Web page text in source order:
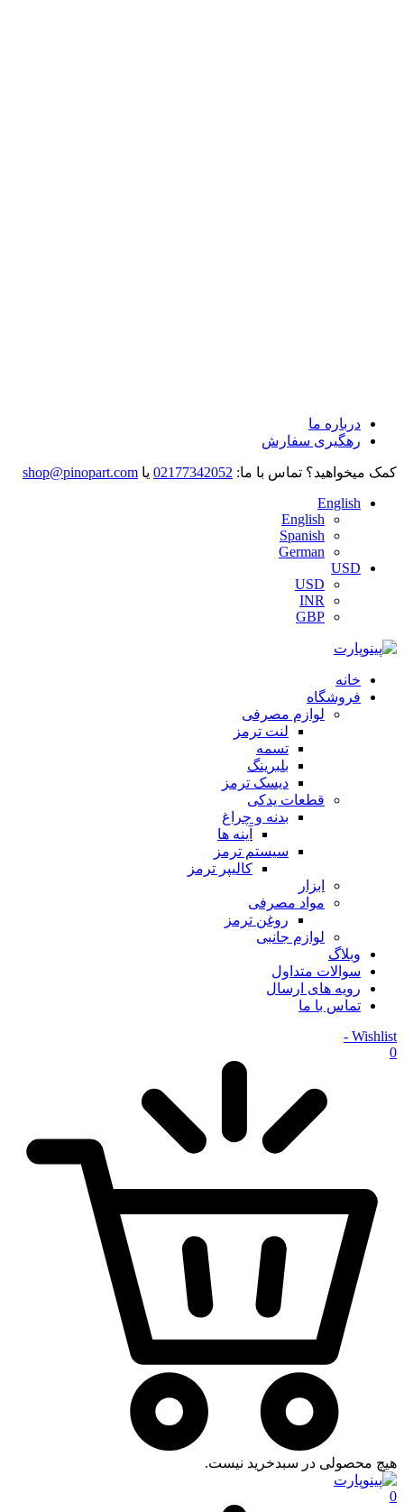
درباره ما
رهگیری سفارش
کمک میخواهید؟ تماس با ما: 02177342052 یا shop@pinopart.com
English
English
Spanish
German
USD
USD
INR
GBP
خانه
فروشگاه
لوازم مصرفی
لنت ترمز
تسمه
بلبرینگ
دیسک ترمز
قطعات یدکی
بدنه و چراغ
آینه ها
سیستم ترمز
کالیپر ترمز
ابزار
مواد مصرفی
روغن ترمز
لوازم جانبی
وبلاگ
سوالات متداول
رویه های ارسال
تماس با ما
Wishlist -
0
هیچ محصولی در سبدخرید نیست.
0